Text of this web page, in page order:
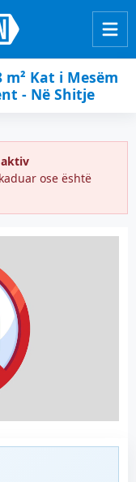
Kat i Mesëm
- Në Shitje
ose është